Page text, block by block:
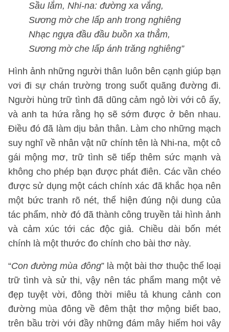
Sầu lắm, Nhi-na: đường xa vắng,
Sương mờ che lấp anh trong nghiêng
Nhạc ngựa đầu đầu buồn xa thẳm,
Sương mờ che lấp ánh trăng nghiêng”
Hình ảnh những người thân luôn bên cạnh giúp bạn
vơi đi sự chán trường trong suốt quãng đường đi.
Người hùng trữ tình đã dũng cảm ngỏ lời với cô ấy,
và anh ta hứa rằng họ sẽ sớm được ở bên nhau.
Điều đó đã làm dịu bản thân. Làm cho những mạch
suy nghĩ về nhân vật nữ chính tên là Nhi-na, một cô
gái mộng mơ, trữ tình sẽ tiếp thêm sức mạnh và
không cho phép bạn được phát điên. Các vần chéo
được sử dụng một cách chính xác đã khắc họa nên
một bức tranh rõ nét, thể hiện đúng nội dung của
tác phẩm, nhờ đó đã thành công truyền tải hình ảnh
và cảm xúc tới các độc giả. Chiều dài bốn mét
chính là một thước đo chính cho bài thơ này.
“Con đường mùa đông” là một bài thơ thuộc thể loại
trữ tình và sử thi, vậy nên tác phẩm mang một vẻ
đẹp tuyệt vời, đông thời miêu tả khung cảnh con
đường mùa đông về đêm thật thơ mộng biết bao,
trên bầu trời với đầy những đám mây hiếm hoi vây